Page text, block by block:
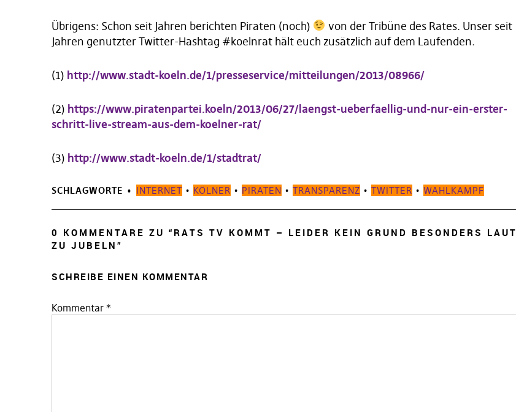
Übrigens: Schon seit Jahren berichten Piraten (noch)
von der Tribüne des Rates. Unser seit
Jahren genutzter Twitter-Hashtag #koelnrat hält euch zusätzlich auf dem Laufenden.
(1) http://www.stadt-koeln.de/1/presseservice/mitteilungen/2013/08966/
(2) https://www.piratenpartei.koeln/2013/06/27/laengst-ueberfaellig-und-nur-ein-erster-
schritt-live-stream-aus-dem-koelner-rat/
(3) http://www.stadt-koeln.de/1/stadtrat/
SCHLAGWORTE INTERNET • KÖLNER • PIRATEN • TRANSPARENZ • TWITTER • WAHLKAMPF
0 KOMMENTARE ZU “ RATS TV KOMMT – LEIDER KEIN GRUND BESONDERS LAUT
ZU JUBELN ”
SCHREIBE EINEN KOMMENTAR
Kommentar *